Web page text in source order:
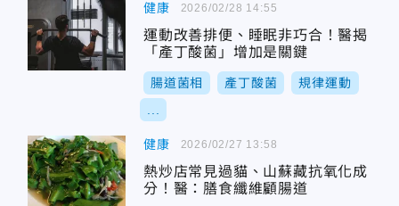
健康
運動改善排便、睡眠非巧合！醫揭
「產丁酸菌」增加是關鍵
腸道菌相 產丁酸菌 規律運動
2026/02/28 14:55
健康
熱炒店常見過貓、山蘇藏抗氧化成
分！醫：膳食纖維顧腸道
2026/02/27 13:58